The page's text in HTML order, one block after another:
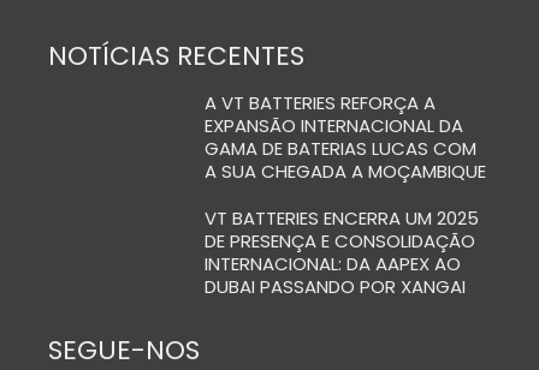
NOTÍCIAS RECENTES
A VT BATTERIES REFORÇA A
EXPANSÃO INTERNACIONAL DA
GAMA DE BATERIAS LUCAS COM
A SUA CHEGADA A MOÇAMBIQUE
VT BATTERIES ENCERRA UM 2025
DE PRESENÇA E CONSOLIDAÇÃO
INTERNACIONAL: DA AAPEX AO
DUBAI PASSANDO POR XANGAI
SEGUE-NOS